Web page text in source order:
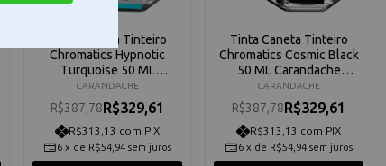
Tinta Caneta Tinteiro
Chromatics Hypnotic
Turquoise 50 ML
Carandache 8011191
CARANDACHE
R$387,78R$329,61
R$313,13 com PIX
6 x de R$54,94 sem juros
Tinta Caneta Tinteiro
Chromatics Cosmic Black
50 ML Carandache
8011009
CARANDACHE
R$387,78R$329,61
R$313,13 com PIX
6 x de R$54,94 sem juros